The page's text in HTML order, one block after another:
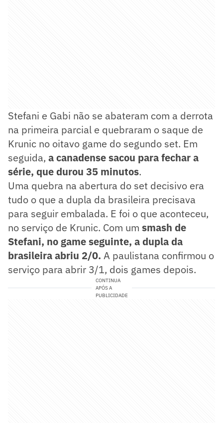
Stefani e Gabi não se abateram com a derrota
na primeira parcial e quebraram o saque de
Krunic no oitavo game do segundo set. Em
seguida, a canadense sacou para fechar a
série, que durou 35 minutos.
Uma quebra na abertura do set decisivo era
tudo o que a dupla da brasileira precisava
para seguir embalada. E foi o que aconteceu,
no serviço de Krunic. Com um smash de
Stefani, no game seguinte, a dupla da
brasileira abriu 2/0. A paulistana confirmou o
serviço para abrir 3/1, dois games depois.
CONTINUA
APÓS A
PUBLICIDADE